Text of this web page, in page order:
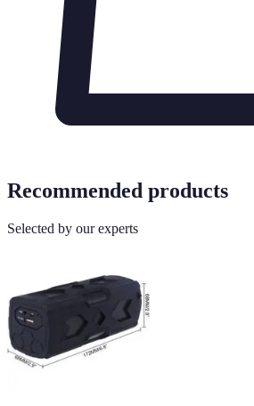
Recommended products
Selected by our experts